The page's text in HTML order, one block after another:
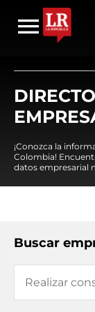
¡Conozca la
Colombia!
datos empresarial
Buscar